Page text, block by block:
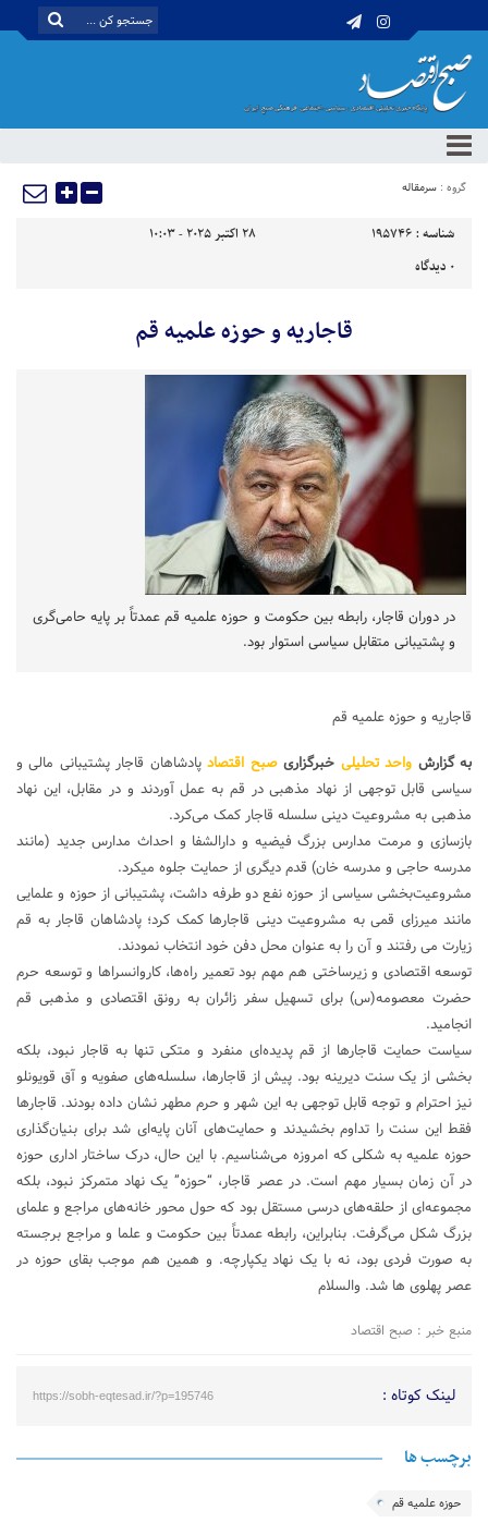
گروه : سرمقاله
شناسه : 195746
28 اکتبر 2025 - 10:03
0 دیدگاه
قاجاریه و حوزه علمیه قم
در دوران قاجار، رابطه بین حکومت و حوزه علمیه قم عمدتاً بر پایه حامی‌گری
و پشتیبانی متقابل سیاسی استوار بود.
قاجاریه و حوزه علمیه قم
به گزارش واحد تحلیلی خبرگزاری صبح اقتصادپادشاهان قاجار پشتیبانی مالی و
سیاسی قابل توجهی از نهاد مذهبی در قم به عمل آوردند و در مقابل، این نهاد
مذهبی به مشروعیت دینی سلسله قاجار کمک می‌کرد.
بازسازی و مرمت مدارس بزرگ فیضیه و دارالشفا و احداث مدارس جدید (مانند
مدرسه حاجی و مدرسه خان) قدم دیگری از حمایت جلوه میکرد.
مشروعیت‌بخشی سیاسی از حوزه نفع دو طرفه داشت، پشتیبانی از حوزه و علمایی
مانند میرزای قمی به مشروعیت دینی قاجارها کمک کرد؛ پادشاهان قاجار به قم
زیارت می‌ رفتند و آن را به عنوان محل دفن خود انتخاب نمودند.
توسعه اقتصادی و زیرساختی هم مهم بود تعمیر راه‌ها، کاروانسراها و توسعه حرم
حضرت معصومه(س) برای تسهیل سفر زائران به رونق اقتصادی و مذهبی قم
انجامید.
سیاست حمایت قاجارها از قم پدیده‌ای منفرد و متکی تنها به قاجار نبود، بلکه
بخشی از یک سنت دیرینه بود. پیش از قاجارها، سلسله‌های صفویه و آق قویونلو
نیز احترام و توجه قابل توجهی به این شهر و حرم مطهر نشان داده بودند. قاجارها
فقط این سنت را تداوم بخشیدند و حمایت‌های آنان پایه‌ای شد برای بنیان‌گذاری
حوزه علمیه به شکلی که امروزه می‌شناسیم. با این حال، درک ساختار اداری حوزه
در آن زمان بسیار مهم است. در عصر قاجار، “حوزه” یک نهاد متمرکز نبود، بلکه
مجموعه‌ای از حلقه‌های درسی مستقل بود که حول محور خانه‌های مراجع و علمای
بزرگ شکل می‌گرفت. بنابراین، رابطه عمدتاً بین حکومت و علما و مراجع برجسته
به صورت فردی بود، نه با یک نهاد یکپارچه. و همین هم موجب بقای حوزه در
عصر پهلوی ها شد. والسلام
منبع خبر : صبح اقتصاد
لینک کوتاه : https://sobh-eqtesad.ir/?p=195746
برچسب ها
حوزه علمیه قم